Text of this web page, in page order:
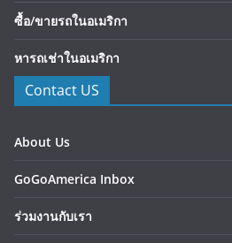
ซื้อ/ขายรถในอเมริกา
หารถเช่าในอเมริกา
Contact US
About Us
GoGoAmerica Inbox
ร่วมงานกับเรา